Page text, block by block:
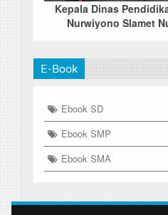
Kepala Dinas
Nurwiyono Slamet
E-Book
Ebook SD
Ebook SMP
Ebook SMA